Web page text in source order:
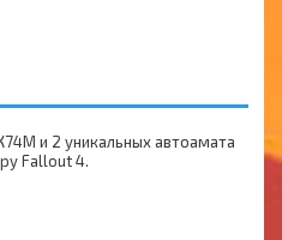
и 2 уникальных автоамата
Fallout 4.